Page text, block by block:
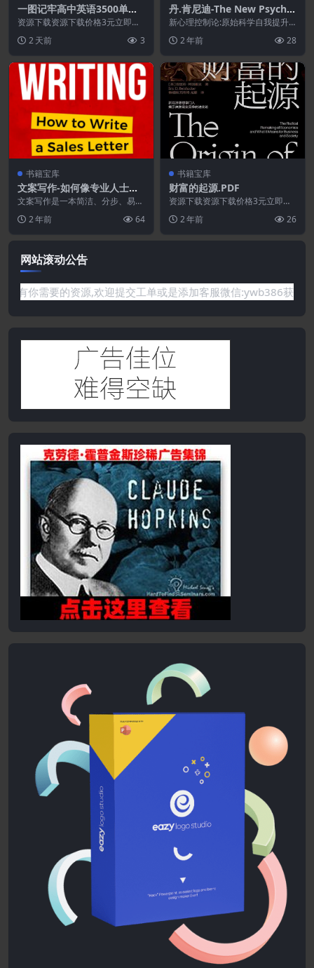
一图记牢高中英语3500单词.
PDF
资源下载资源下载价格3元立即购
2 天前 3
丹.肯尼迪-The New Psycho
-Cybernetics by Maxwell
Maltz[修改版]
新心理控制论:原始科学自我提升
万人的生活》(编辑...
2 年前 28
书籍宝库
文案写作-如何像专业人士一
样撰写销售信函.epub
文案写作是一本简洁、分步、易于
来撰写利润爆炸性的销...
2 年前 64
书籍宝库
财富的起源.PDF
资源下载资源下载价格3元立即购
2 年前 26
网站滚动公告
要的资源,欢迎提交工单或是添加客服微信:ywb386获取帮助！